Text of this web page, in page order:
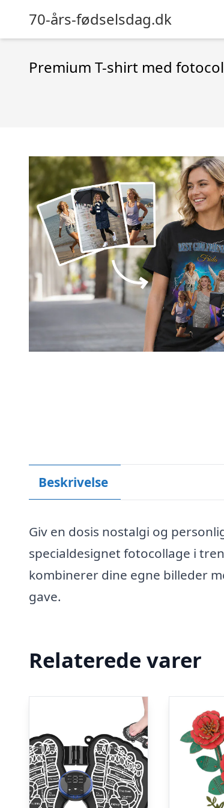
70-års-fødselsdag.dk
Premium T-shirt med
Beskrivelse
Giv en dosis nostalgi og
specialdesignet fotocollage i
kombinerer dine egne billeder
gave.
Relaterede varer